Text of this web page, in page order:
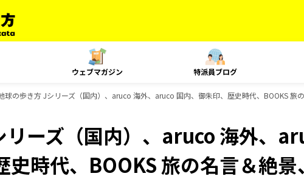
ウェブマガジン 特派員ブログ
球の歩き方 Jシリーズ（国内）、aruco 海外、aruco 国内、御朱印、歴史時代、BOOKS
リーズ（国内）、aruco 海外、
史時代、BOOKS 旅の名言＆絶景